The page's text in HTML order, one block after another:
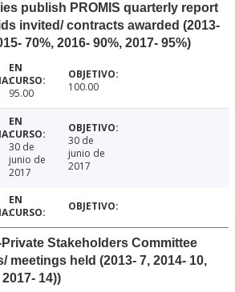
publish PROMIS quarterly report
invited/ contracts awarded (2013-
70%, 2016- 90%, 2017- 95%)
95.00 100.00
30 de
junio de
2017
30 de
junio de
2017
Stakeholders Committee
meetings held (2013- 7, 2014- 10,
14))